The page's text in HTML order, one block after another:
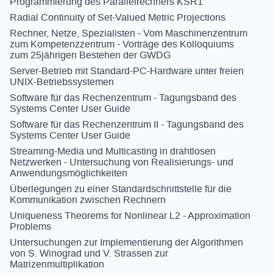
Radial Continuity of Set-Valued Metric Projections
Rechner, Netze, Spezialisten - Vom Maschinenzentrum
zum Kompetenzzentrum - Vorträge des Kolloquiums
zum 25jährigen Bestehen der GWDG
Server-Betrieb mit Standard-PC-Hardware unter freien
UNIX-Betriebssystemen
Software für das Rechenzentrum - Tagungsband des
Systems Center User Guide
Software für das Rechenzentrum II - Tagungsband des
Systems Center User Guide
Streaming-Media und Multicasting in drahtlosen
Netzwerken - Untersuchung von Realisierungs- und
Anwendungsmöglichkeiten
Überlegungen zu einer Standardschnittstelle für die
Kommunikation zwischen Rechnern
Uniqueness Theorems for Nonlinear L2 - Approximation
Problems
Untersuchungen zur Implementierung der Algorithmen
von S. Winograd und V. Strassen zur
Matrizenmultiplikation